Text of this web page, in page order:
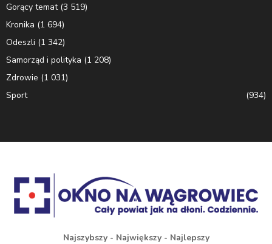
Gorący temat(3 519)
Kronika (1 694)
Odeszli (1 342)
Samorząd i polityka (1 208)
Zdrowie (1 031)
Sport
(934)
Najszybszy - Największy - Najlepszy